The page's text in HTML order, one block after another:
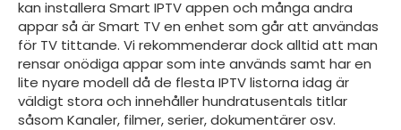
kan installera Smart IPTV appen och många andra
appar så är Smart TV en enhet som går att användas
för TV tittande. Vi rekommenderar dock alltid att man
rensar onödiga appar som inte används samt har en
lite nyare modell då de flesta IPTV listorna idag är
väldigt stora och innehåller hundratusentals titlar
såsom Kanaler, filmer, serier, dokumentärer osv.